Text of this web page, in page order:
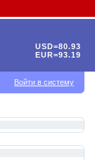
USD=80.93
EUR=93.19
Войти в систему